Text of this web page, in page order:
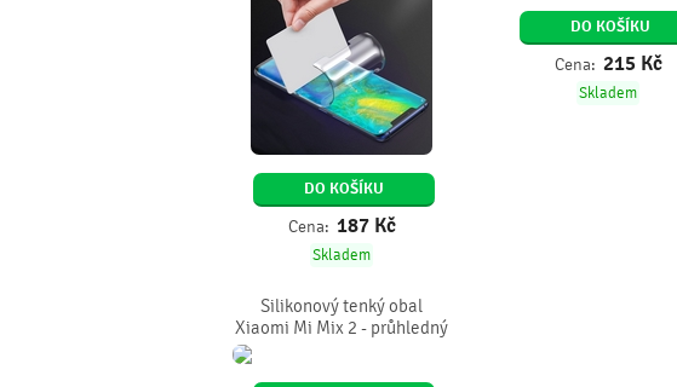
DO KOŠÍKU
Cena: 187 Kč
Skladem
DO KOŠÍKU
Cena: 215 Kč
Skladem
Silikonový tenký obal
Xiaomi Mi Mix 2 - průhledný